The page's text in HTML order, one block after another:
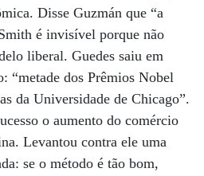
Disse Guzmán que “a
é invisível porque não
liberal. Guedes saiu em
“metade dos Prêmios Nobel
da Universidade de Chicago”.
o aumento do comércio
Levantou contra ele uma
se o método é tão bom,